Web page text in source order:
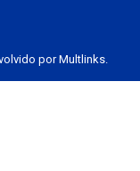
porMultlinks